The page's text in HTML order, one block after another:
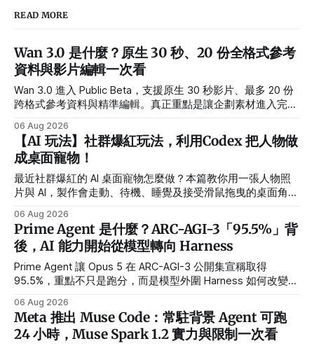
READ MORE
Wan 3.0 是什麼？原生 30 秒、20 份全格式參考
資料與影片編輯一次看
Wan 3.0 進入 Public Beta，支援原生 30 秒影片、最多 20 份
跨格式參考資料與精準編輯。真正重點是讓企劃素材進入完整
06 Aug 2026
【AI 玩法】社群爆紅玩法，利用Codex 把人物做
成桌面寵物！
最近社群爆紅的 AI 桌面寵物怎麼做？本篇教你用一張人物照
片與 AI，製作會走動、待機、睡覺及接受滑鼠拖曳的桌面角
06 Aug 2026
Prime Agent 是什麼？ARC-AGI-3「95.5%」背
後，AI 能力開始從模型轉向 Harness
Prime Agent 讓 Opus 5 在 ARC-AGI-3 公開集宣稱取得
95.5%，重點不只是跑分，而是模型外圍 Harness 如何改變長
06 Aug 2026
Meta 推出 Muse Code：常駐背景 Agent 可跑
24 小時，Muse Spark 1.2 實力與限制一次看